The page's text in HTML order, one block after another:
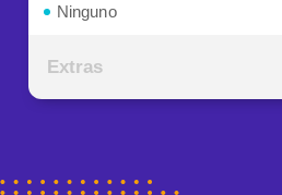
Ninguno
Extras